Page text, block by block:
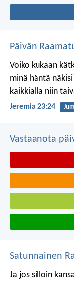
Päivän
Voiko kukaan
minä häntä
kaikkialla niin
Jeremia 23:24
Vastaanota
Satunnainen
Ja jos silloin